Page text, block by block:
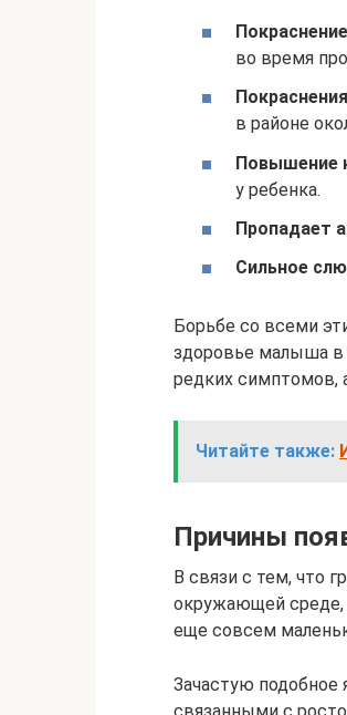
во время
в районе
Повышение
у ребенка.
Пропадает
Сильное
Борьбе со всеми
здоровье малыша в
редких симптомов,
Читайте также:
Причины
В связи с тем, что
окружающей среде,
еще совсем
Зачастую подобное